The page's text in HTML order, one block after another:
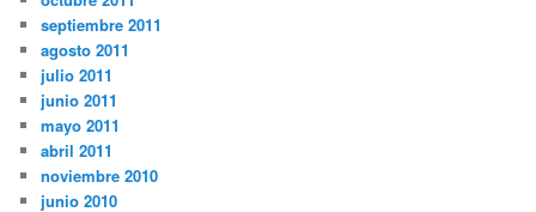
septiembre 2011
agosto 2011
julio 2011
junio 2011
mayo 2011
abril 2011
noviembre 2010
junio 2010